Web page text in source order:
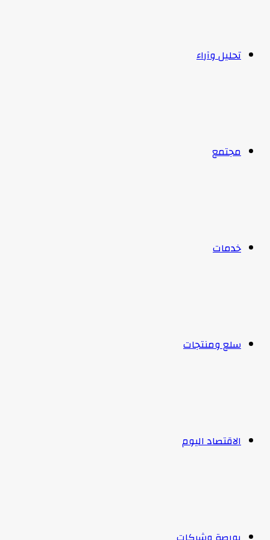
تحليل وآراء
مجتمع
خدمات
سلع ومنتجات
الاقتصاد اليوم